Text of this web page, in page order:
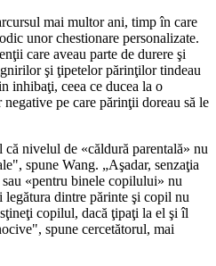
mai multor ani, timp în care
unor chestionare personalizate.
care aveau parte de durere şi
şi ţipetelor părinţilor tindeau
inhibaţi, ceea ce ducea la o
pe care părinţii doreau să le
că nivelul de «căldură parentală» nu
spune Wang. „Aşadar, senzaţia
«pentru binele copilului» nu
dintre părinte şi copil nu
copilul, dacă ţipaţi la el şi îl
spune cercetătorul, mai